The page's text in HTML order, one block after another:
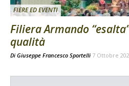
FIERE ED EVENTI
Filiera Armando
qualità
Di Giuseppe Francesco Sportelli 7 Ottobre